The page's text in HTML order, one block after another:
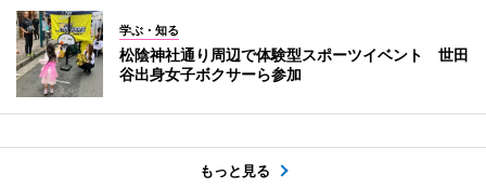
学ぶ・知る
松陰神社通り周辺で体験型スポーツイベント 世田
谷出身女子ボクサーら参加
もっと見る